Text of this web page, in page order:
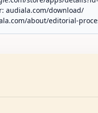
audiala.com/download/
about/editorial-